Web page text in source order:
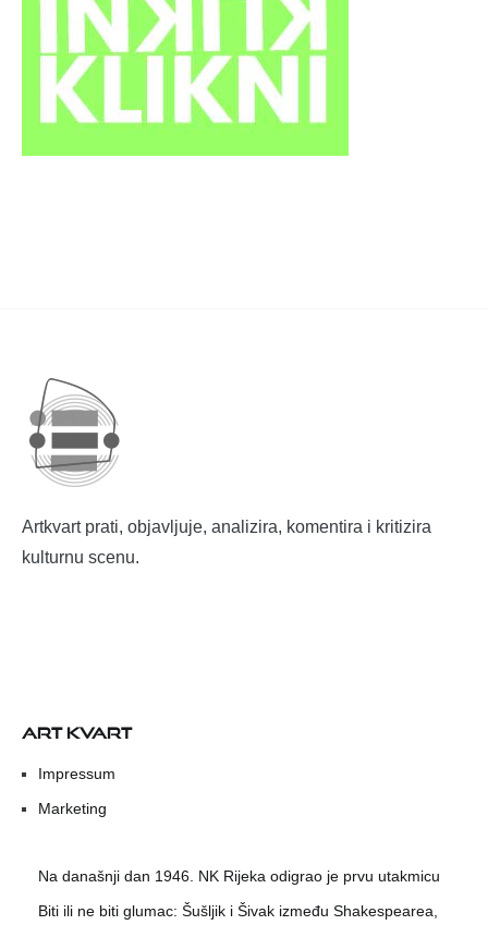
Artkvart prati, objavljuje, analizira, komentira i kritizira
kulturnu scenu.
ART KVART
Impressum
Marketing
Na današnji dan 1946. NK Rijeka odigrao je prvu utakmicu
Biti ili ne biti glumac: Šušljik i Šivak između Shakespearea,